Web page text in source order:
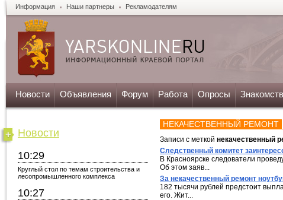
Информация Наши партнеры Рекламодателям
Новости Объявления Форум Работа Опросы
Новости
10:29
Круглый стол по темам строительства и
лесопромышленного комплекса
10:27
НЕКАЧЕСТВЕННЫЙ РЕМОНТ
Записи с меткой некачественный
Следственный комитет
В Красноярске следователи
Об этом заяв...
За некачественный ремонт
182 тысячи рублей предстоит
его. Жит...